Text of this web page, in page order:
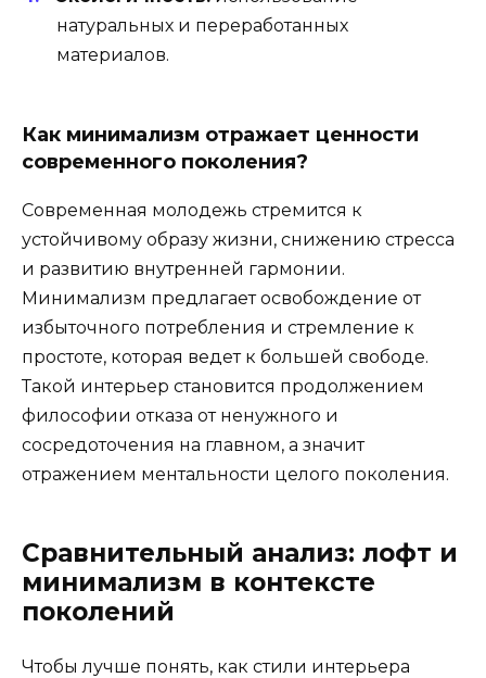
натуральных и переработанных
материалов.
Как минимализм отражает ценности
современного поколения?
Современная молодежь стремится к
устойчивому образу жизни, снижению стресса
и развитию внутренней гармонии.
Минимализм предлагает освобождение от
избыточного потребления и стремление к
простоте, которая ведет к большей свободе.
Такой интерьер становится продолжением
философии отказа от ненужного и
сосредоточения на главном, а значит
отражением ментальности целого поколения.
Сравнительный анализ: лофт и
минимализм в контексте
поколений
Чтобы лучше понять, как стили интерьера